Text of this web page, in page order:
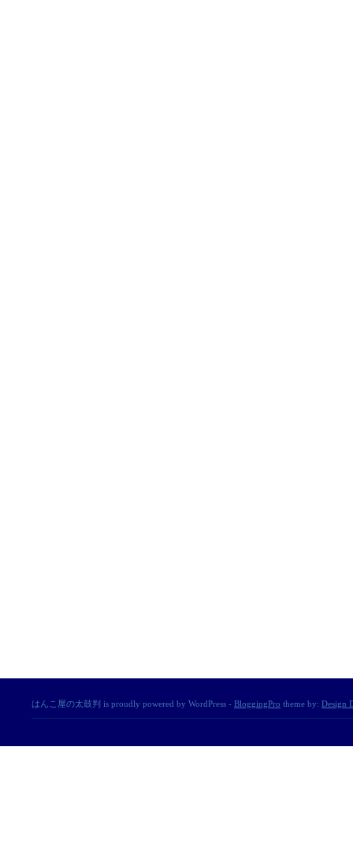
はんこ屋の太鼓判 is proudly powered by WordPress - BloggingPro theme by: Design